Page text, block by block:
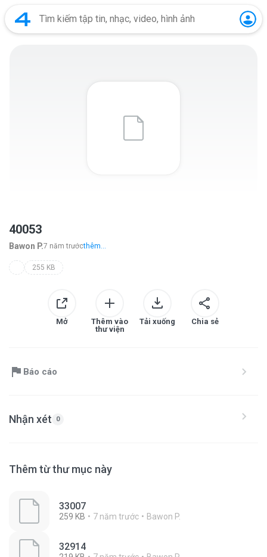
40053
Bawon P.7 năm trướcthêm...
255 KB
Mở
Thêm vào
thư viện
Tải xuống Chia sẻ
Báo cáo
Nhận xét 0
Thêm từ thư mục này
33007
259 KB 7 năm trước Bawon P.
32914